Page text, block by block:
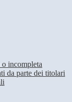
o incompleta
da parte dei titolari